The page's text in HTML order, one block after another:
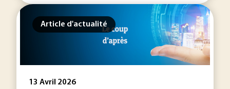
Article d'actualité
13 Avril 2026